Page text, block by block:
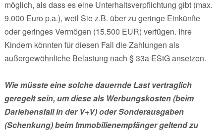
möglich, als dass es eine Unterhaltsverpflichtung gibt (max.
9.000 Euro p.a.), weil Sie z.B. über zu geringe Einkünfte
oder geringes Vermögen (15.500 EUR) verfügen. Ihre
Kindern könnten für diesen Fall die Zahlungen als
außergewöhnliche Belastung nach § 33a EStG ansetzen.
Wie müsste eine solche dauernde Last vertraglich
geregelt sein, um diese als Werbungskosten (beim
Darlehensfall in der V+V) oder Sonderausgaben
(Schenkung) beim Immobilienempfänger geltend zu